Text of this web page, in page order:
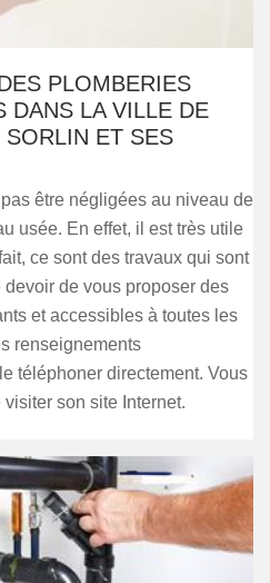
PLOMBERIES
DANS LA VILLE DE
ET SES
être négligées au niveau de
usée. En effet, il est très utile
ce sont des travaux qui sont
de vous proposer des
et accessibles à toutes les
renseignements
téléphoner directement. Vous
son site Internet.